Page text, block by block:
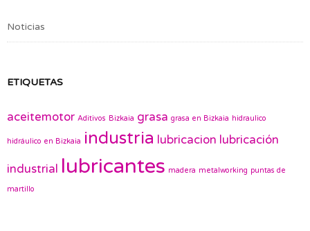
Noticias
ETIQUETAS
aceitemotor Aditivos Bizkaia grasa grasa en Bizkaia hidraulico
hidráulico en Bizkaia industria lubricacion lubricación
industrial lubricantes madera metalworking puntas de
martillo